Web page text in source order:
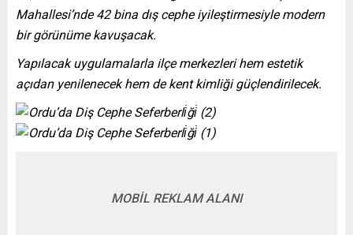
Mahallesi’nde 42 bina dış cephe iyileştirmesiyle modern
bir görünüme kavuşacak.
Yapılacak uygulamalarla ilçe merkezleri hem estetik
açıdan yenilenecek hem de kent kimliği güçlendirilecek.
MOBİL REKLAM ALANI